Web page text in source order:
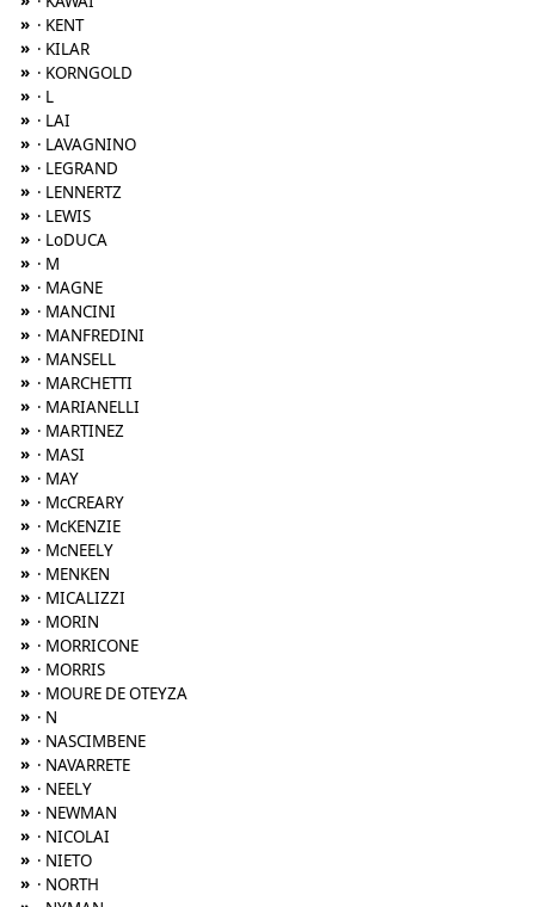
» · KENT
» · KILAR
» · KORNGOLD
» · L
» · LAI
» · LAVAGNINO
» · LEGRAND
» · LENNERTZ
» · LEWIS
» · LoDUCA
» · M
» · MAGNE
» · MANCINI
» · MANFREDINI
» · MANSELL
» · MARCHETTI
» · MARIANELLI
» · MARTINEZ
» · MASI
» · MAY
» · McCREARY
» · McKENZIE
» · McNEELY
» · MENKEN
» · MICALIZZI
» · MORIN
» · MORRICONE
» · MORRIS
» · MOURE DE OTEYZA
» · N
» · NASCIMBENE
» · NAVARRETE
» · NEELY
» · NEWMAN
» · NICOLAI
» · NIETO
» · NORTH